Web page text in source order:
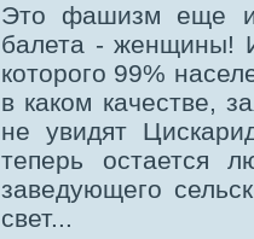
Это фашизм еще и
балета - женщины!
которого 99%
в каком качестве,
не увидят
теперь остается
заведующего
свет...